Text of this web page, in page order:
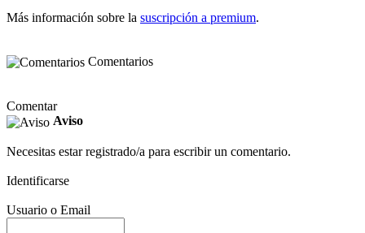
Más información sobre la suscripción a premium.
Comentarios
Comentar
Aviso
Necesitas estar registrado/a para escribir un comentario.
Identificarse
Usuario o Email